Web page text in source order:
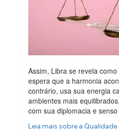
Assim, Libra se revela
espera que a harmonia
contrário, usa sua energia
ambientes mais
com sua diplomacia e
Leia mais sobre a